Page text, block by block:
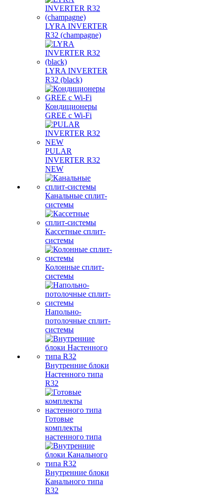
LYRA INVERTER
R32 (champagne)
LYRA INVERTER
R32 (black)
Кондиционеры
GREE с Wi-Fi
PULAR
INVERTER R32
NEW
Канальные сплит-
системы
Кассетные сплит-
системы
Колонные сплит-
системы
Напольно-
потолочные сплит-
системы
Внутренние блоки
Настенного типа
R32
Готовые
комплекты
настенного типа
Внутренние блоки
Канального типа
R32